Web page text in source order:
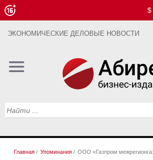
$
ЭКОНОМИЧЕСКИЕ ДЕЛОВЫЕ НОВОСТИ
Главная / Упоминания / ООО «Газпром